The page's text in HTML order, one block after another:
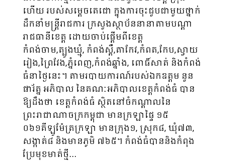
ហើយ របស់សម្ដេចតេជោ ក្នុងការចុះជួបជាមួយថ្នាក់
ដឹកនាំមន្ត្រីរាជការ ក្រសួងស្ថាប័ននានាតាមបណ្ដា
រាជធានីខេត្ត ដោយចាប់ផ្ដើមពីខេត្ត
កំពង់ចាម,ត្បូងឃ្មុំ, កំពង់ស្ពឺ,តាកែវ,កំពត,កែប,ស្វាយ
រៀង,ព្រៃវែង,ភ្នំពេញ,កំពង់ឆ្នាំង, ពោធិ៍សាត់ និងកំពង់
ធំនាថ្ងៃនេះ។ តាមរបាយការណ៍របស់ឯកឧត្តម នួន
ផារ័ត្ន អភិបាល នៃគណៈអភិបាលខេត្តកំពង់ធំ បាន
ឱ្យដឹងថា ខេត្តកំពង់ធំ ស្ថិតនៅចំកណ្តាលនៃ
ព្រះរាជាណាចក្រកម្ពុជា​ មានក្រឡាផ្ទៃ ១៥
០៦១គីឡូម៉ែត្រក្រឡា មានក្រុង១, ស្រុក៨, ឃុំ៧៣,
សង្កាត់៨ និងមានភូមិ ៧៦៥។ កំពង់ធំបាននិងកំពុង
ប្រែមុខមាត់ថ្មី…